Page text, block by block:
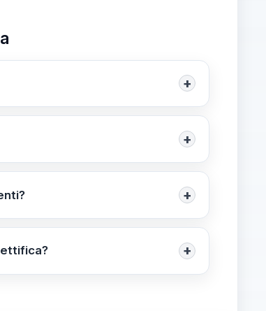
+
la mobilità interregionale e,
+
4) Criterio Ripartizione 60/40
+
si determina dopo l’esaurimento
+
consultare rettifiche o